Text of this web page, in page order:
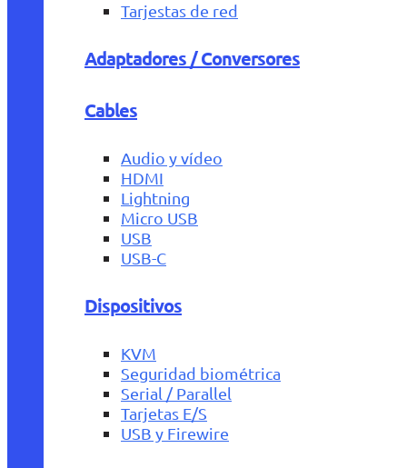
Tarjestas de red
Adaptadores / Conversores
Cables
Audio y vídeo
HDMI
Lightning
Micro USB
USB
USB-C
Dispositivos
KVM
Seguridad biométrica
Serial / Parallel
Tarjetas E/S
USB y Firewire